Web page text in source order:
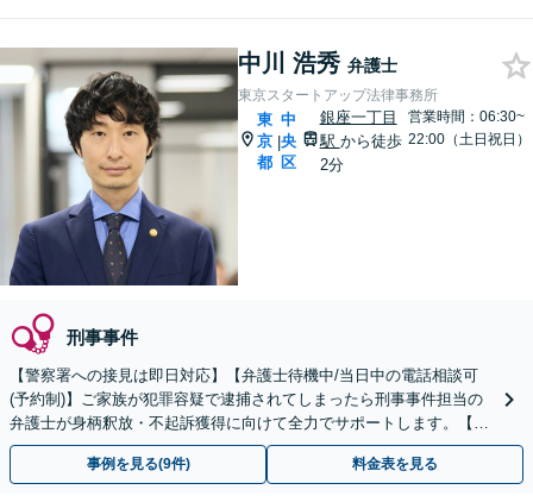
中川 浩秀 弁護士
東京スタートアップ法律事務所
東
京
都
|
中
央
区
銀座一丁目
駅 から徒歩
2分
営業時間：06:30~
22:00（土日祝日）
刑事事件
【警察署への接見は即日対応】【弁護士待機中/当日中の電話相談可
(予約制)】ご家族が犯罪容疑で逮捕されてしまったら刑事事件担当の
弁護士が身柄釈放・不起訴獲得に向けて全力でサポートします。【毎
月100名以上の相談実績】【東京都全域対応】
事例を見る(9件) 料金表を見る